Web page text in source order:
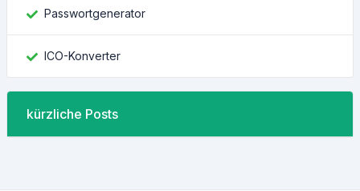
Passwortgenerator
ICO-Konverter
kürzliche Posts